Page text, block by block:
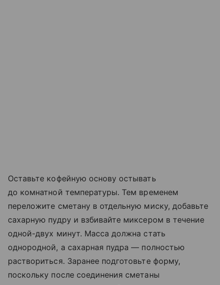
Оставьте кофейную основу остывать
до комнатной температуры. Тем временем
переложите сметану в отдельную миску, добавьте
сахарную пудру и взбивайте миксером в течение
одной-двух минут. Масса должна стать
однородной, а сахарная пудра — полностью
раствориться. Заранее подготовьте форму,
поскольку после соединения сметаны